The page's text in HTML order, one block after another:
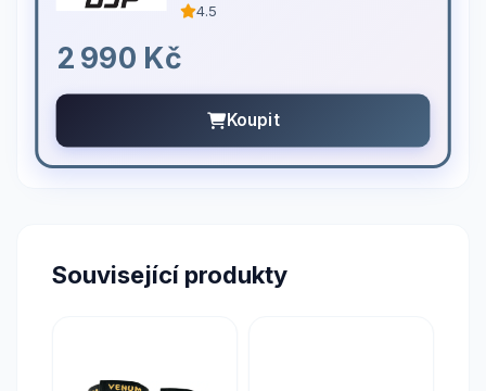
4.5
2 990 Kč
Koupit
Související produkty